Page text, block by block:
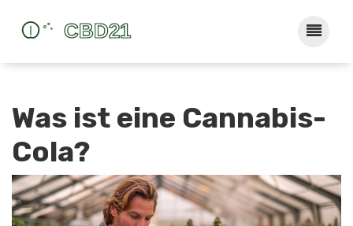
Was ist eine Cannabis-
Cola?